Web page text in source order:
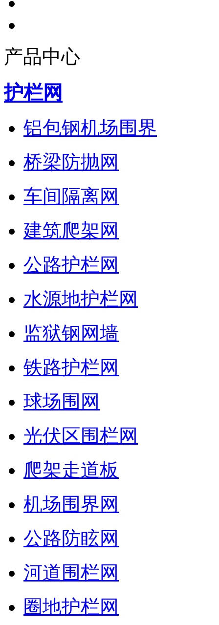
产品中心
护栏网
铝包钢机场围界
桥梁防抛网
车间隔离网
建筑爬架网
公路护栏网
水源地护栏网
监狱钢网墙
铁路护栏网
球场围网
光伏区围栏网
爬架走道板
机场围界网
公路防眩网
河道围栏网
圈地护栏网